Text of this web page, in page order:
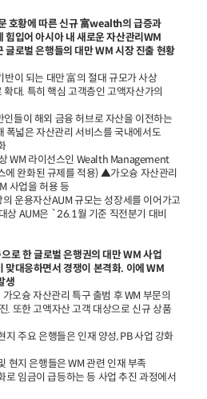
호황에 따른 신규 富wealth의 급증과
힘입어 아시아 내 새로운 자산관리WM
글로벌 은행들의 대만 WM 시장 진출 현황
반이 되는 대만 富의 절대 규모가 사상
대. 특히 핵심 고객층인 고액자산가의
인들이 해외 금융 허브로 자산을 이전하는
폭넓은 자산관리 서비스를 국내에서도
WM 라이선스인 Wealth Management
에 완화된 규제를 적용) ▲가오슝 자산관리
사업을 허용 등
의 운용자산AUM 규모는 성장세를 이어가고
상 AUM은 `26.1월 기준 직전분기 대비
로 한 글로벌 은행권의 대만 WM 사업
맞대응하면서 경쟁이 본격화. 이에 WM
생
오슝 자산관리 특구 출범 후 WM 부문의
. 또한 고액자산 고객 대상으로 신규 상품
지 주요 은행들은 인재 양성, PB 사업 강화
현지 은행들은 WM 관련 인재 부족
로 임금이 급등하는 등 사업 추진 과정에서